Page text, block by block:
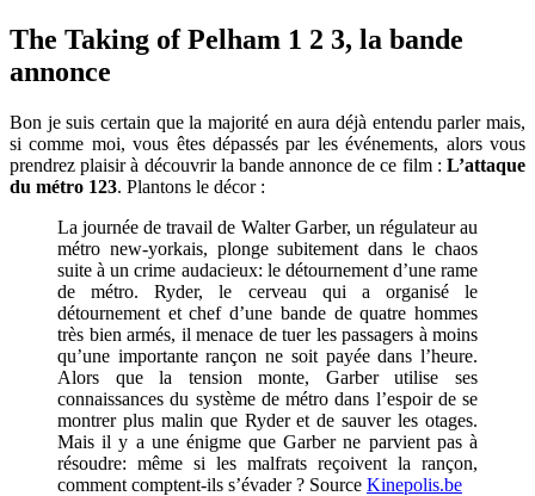
The Taking of Pelham 1 2 3, la bande
annonce
Bon je suis certain que la majorité en aura déjà entendu parler mais,
si comme moi, vous êtes dépassés par les événements, alors vous
prendrez plaisir à découvrir la bande annonce de ce film : L’attaque
du métro 123. Plantons le décor :
La journée de travail de Walter Garber, un régulateur au
métro new-yorkais, plonge subitement dans le chaos
suite à un crime audacieux: le détournement d’une rame
de métro. Ryder, le cerveau qui a organisé le
détournement et chef d’une bande de quatre hommes
très bien armés, il menace de tuer les passagers à moins
qu’une importante rançon ne soit payée dans l’heure.
Alors que la tension monte, Garber utilise ses
connaissances du système de métro dans l’espoir de se
montrer plus malin que Ryder et de sauver les otages.
Mais il y a une énigme que Garber ne parvient pas à
résoudre: même si les malfrats reçoivent la rançon,
comment comptent-ils s’évader ? Source Kinepolis.be